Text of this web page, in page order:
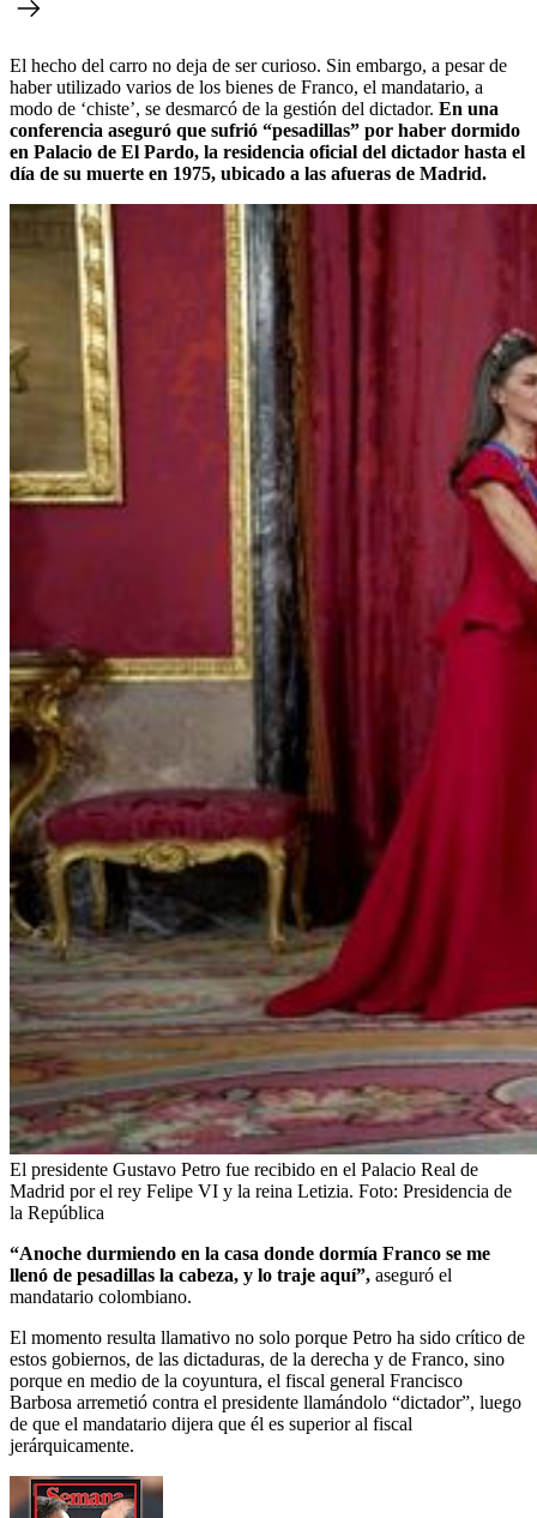
El hecho del carro no deja de ser curioso. Sin embargo, a pesar de
haber utilizado varios de los bienes de Franco, el mandatario, a
modo de ‘chiste’, se desmarcó de la gestión del dictador. En una
conferencia aseguró que sufrió “pesadillas” por haber dormido
en Palacio de El Pardo, la residencia oficial del dictador hasta el
día de su muerte en 1975, ubicado a las afueras de Madrid.
El presidente Gustavo Petro fue recibido en el Palacio Real de
Madrid por el rey Felipe VI y la reina Letizia. Foto: Presidencia de
la República
“Anoche durmiendo en la casa donde dormía Franco se me
llenó de pesadillas la cabeza, y lo traje aquí”, aseguró el
mandatario colombiano.
El momento resulta llamativo no solo porque Petro ha sido crítico de
estos gobiernos, de las dictaduras, de la derecha y de Franco, sino
porque en medio de la coyuntura, el fiscal general Francisco
Barbosa arremetió contra el presidente llamándolo “dictador”, luego
de que el mandatario dijera que él es superior al fiscal
jerárquicamente.